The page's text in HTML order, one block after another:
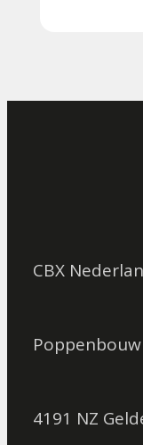
CBX
4191 NZ